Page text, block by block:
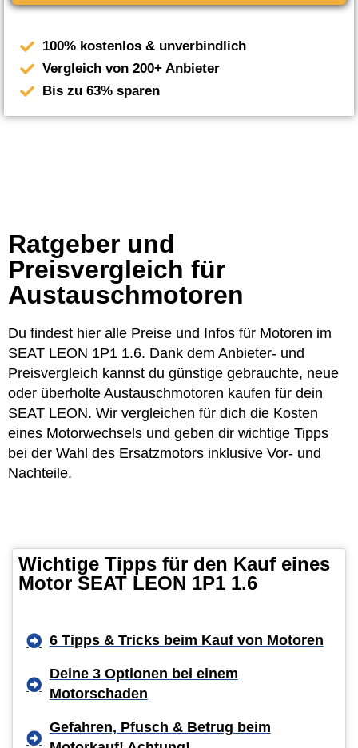
100% kostenlos & unverbindlich
Vergleich von 200+ Anbieter
Bis zu 63% sparen
Ratgeber und
Preisvergleich für
Austauschmotoren
Du findest hier alle Preise und Infos für Motoren im
SEAT LEON 1P1 1.6. Dank dem Anbieter- und
Preisvergleich kannst du günstige gebrauchte, neue
oder überholte Austauschmotoren kaufen für dein
SEAT LEON. Wir vergleichen für dich die Kosten
eines Motorwechsels und geben dir wichtige Tipps
bei der Wahl des Ersatzmotors inklusive Vor- und
Nachteile.
Wichtige Tipps für den Kauf eines
Motor SEAT LEON 1P1 1.6
6 Tipps & Tricks beim Kauf von Motoren
Deine 3 Optionen bei einem
Motorschaden
Gefahren, Pfusch & Betrug beim